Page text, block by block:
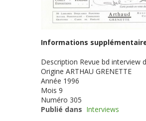
Informations
Description Revue bd interview
Origine ARTHAU GRENETTE
Année 1996
Mois 9
Numéro 305
Publié dans Interviews